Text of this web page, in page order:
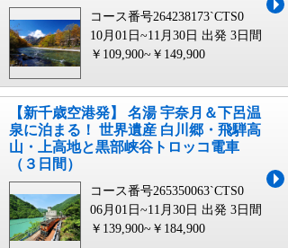
コース番号264238173`CTS0
10月01日~11月30日 出発 3日間
￥109,900~￥149,900
【新千歳空港発】 名湯 宇奈月＆下呂温
泉に泊まる！ 世界遺産 白川郷・飛騨高
山・上高地と黒部峡谷トロッコ電車
（３日間）
コース番号265350063`CTS0
06月01日~11月30日 出発 3日間
￥139,900~￥184,900